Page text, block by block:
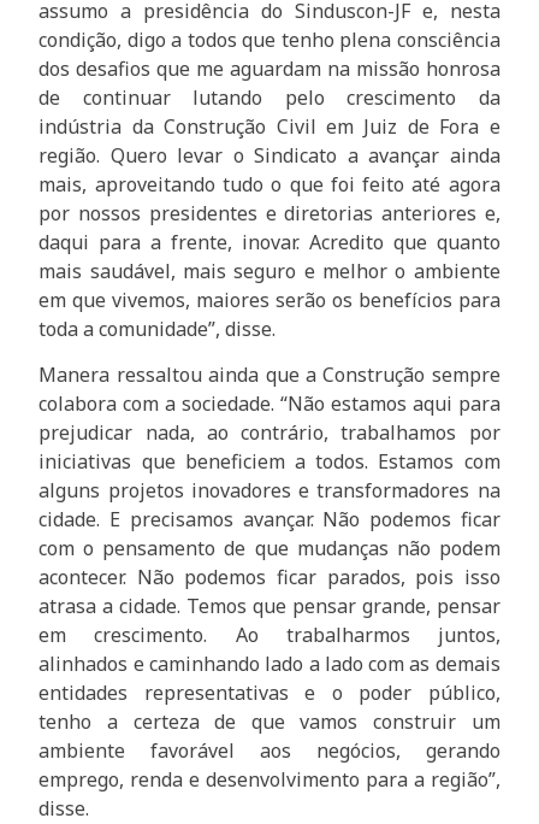
assumo a presidência do Sinduscon-JF e, nesta
condição, digo a todos que tenho plena consciência
dos desafios que me aguardam na missão honrosa
de continuar lutando pelo crescimento da
indústria da Construção Civil em Juiz de Fora e
região. Quero levar o Sindicato a avançar ainda
mais, aproveitando tudo o que foi feito até agora
por nossos presidentes e diretorias anteriores e,
daqui para a frente, inovar. Acredito que quanto
mais saudável, mais seguro e melhor o ambiente
em que vivemos, maiores serão os benefícios para
toda a comunidade”, disse.
Manera ressaltou ainda que a Construção sempre
colabora com a sociedade. “Não estamos aqui para
prejudicar nada, ao contrário, trabalhamos por
iniciativas que beneficiem a todos. Estamos com
alguns projetos inovadores e transformadores na
cidade. E precisamos avançar. Não podemos ficar
com o pensamento de que mudanças não podem
acontecer. Não podemos ficar parados, pois isso
atrasa a cidade. Temos que pensar grande, pensar
em crescimento. Ao trabalharmos juntos,
alinhados e caminhando lado a lado com as demais
entidades representativas e o poder público,
tenho a certeza de que vamos construir um
ambiente favorável aos negócios, gerando
emprego, renda e desenvolvimento para a região”,
disse.